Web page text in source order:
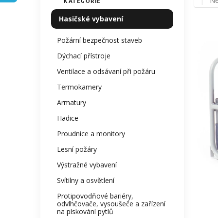
Přeskočit
kategorie
Hasičské vybavení
Požární bezpečnost staveb
Dýchací přístroje
Ventilace a odsávaní při požáru
Termokamery
Armatury
Hadice
Proudnice a monitory
Lesní požáry
Výstražné vybavení
Svítilny a osvětlení
Protipovodňové bariéry,
odvlhčovače, vysoušeče a zařízení
na pískování pytlů